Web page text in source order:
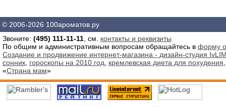
© 2006-2026 100ароматов.ру
Звоните: (495) 111-11-11 , см. контакты и реквизиты
По общим и административным вопросам обращайтесь в форму
Создание и продвижение интернет-магазина - дизайн-студия
сонник гороскопы на 2010 год кремлевская диета для похудения
«Страна мам»